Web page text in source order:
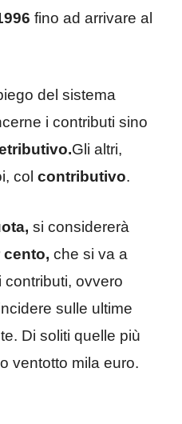
fino ad arrivare al
del sistema
i contributi sino
Gli altri,
col contributivo.
si considererà
cento, che si va a
contributi, ovvero
sulle ultime
Di soliti quelle più
ventotto mila euro.